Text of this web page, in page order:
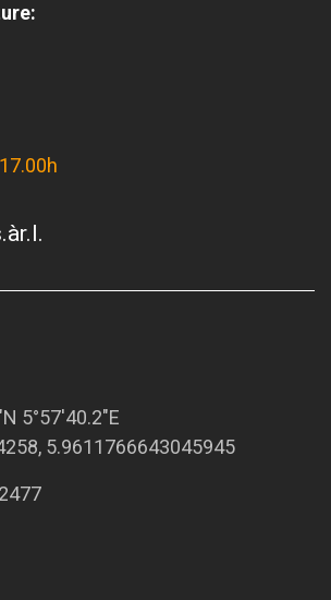
5°57'40.2"E
5.9611766643045945